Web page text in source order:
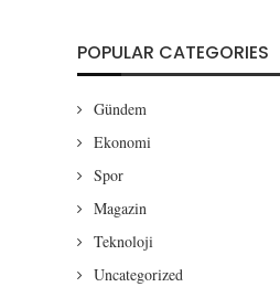
POPULAR CATEGORIES
Gündem
Ekonomi
Spor
Magazin
Teknoloji
Uncategorized